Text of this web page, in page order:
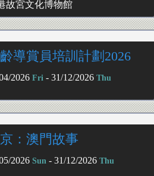
故宮文化博物館
導賞員培訓計劃2026
2026 Fri - 31/12/2026 Thu
：澳門故事
2026 Sun - 31/12/2026 Thu